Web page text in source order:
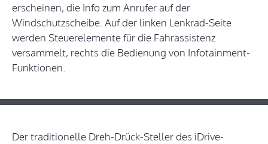
erscheinen, die Info zum Anrufer auf der
Windschutzscheibe. Auf der linken Lenkrad-Seite
werden Steuerelemente für die Fahrassistenz
versammelt, rechts die Bedienung von Infotainment-
Funktionen.
Der traditionelle Dreh-Drück-Steller des iDrive-